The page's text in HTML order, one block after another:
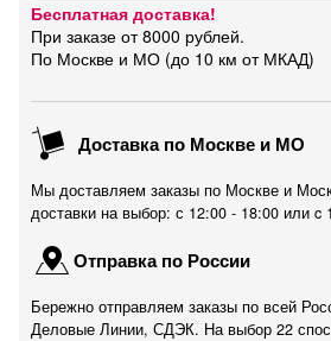
Бесплатная доставка!
При заказе от 8000 рублей.
По Москве и МО (до 10 км от МКАД)
Доставка по Москве и МО
Мы доставляем заказы по Москве и
доставки на выбор: с 12:00 - 18:00 или c
Отправка по России
Бережно отправляем заказы по всей
Деловые Линии, СДЭК. На выбор 22